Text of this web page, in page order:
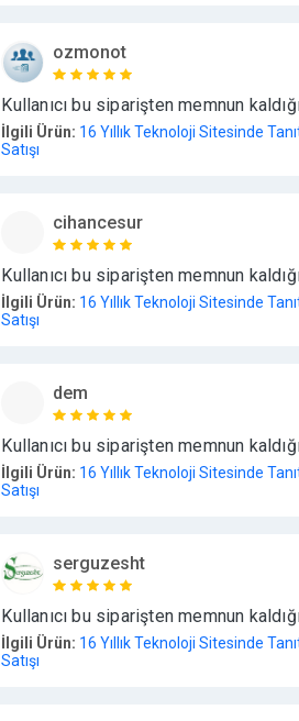
ozmonot
Kullanıcı bu siparişten memnun
İlgili Ürün: 16 Yıllık Teknoloji Sitesinde
Satışı
cihancesur
Kullanıcı bu siparişten memnun
İlgili Ürün: 16 Yıllık Teknoloji Sitesinde
Satışı
dem
Kullanıcı bu siparişten memnun
İlgili Ürün: 16 Yıllık Teknoloji Sitesinde
Satışı
serguzesht
Kullanıcı bu siparişten memnun
İlgili Ürün: 16 Yıllık Teknoloji Sitesinde
Satışı